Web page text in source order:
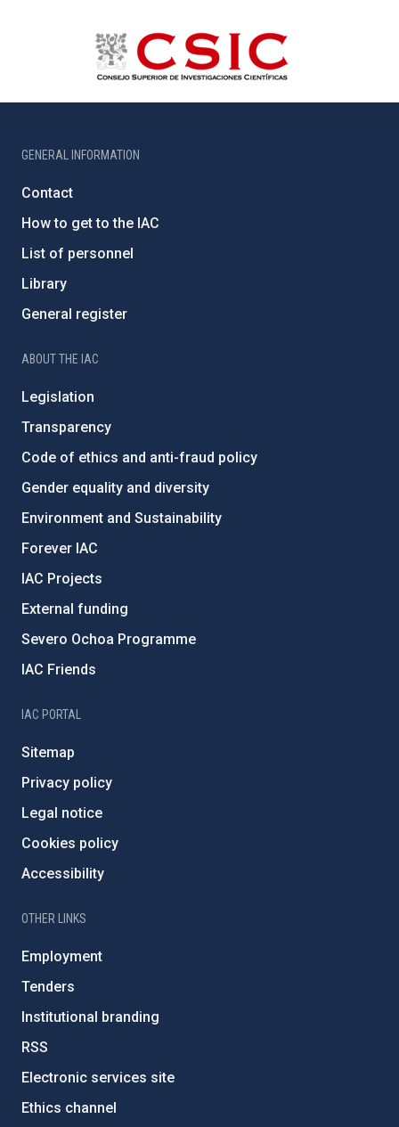
GENERAL INFORMATION
Contact
How to get to the IAC
List of personnel
Library
General register
ABOUT THE IAC
Legislation
Transparency
Code of ethics and anti-fraud policy
Gender equality and diversity
Environment and Sustainability
Forever IAC
IAC Projects
External funding
Severo Ochoa Programme
IAC Friends
IAC PORTAL
Sitemap
Privacy policy
Legal notice
Cookies policy
Accessibility
OTHER LINKS
Employment
Tenders
Institutional branding
RSS
Electronic services site
Ethics channel